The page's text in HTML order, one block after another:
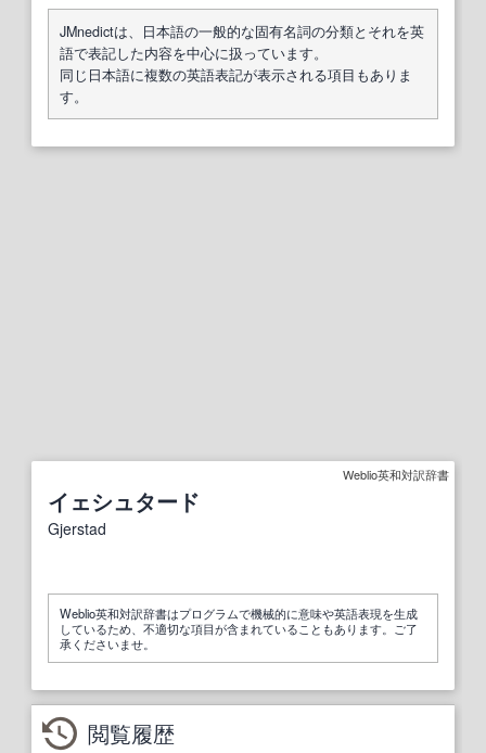
JMnedictは、日本語の一般的な固有名詞の分類とそれを英
語で表記した内容を中心に扱っています。
同じ日本語に複数の英語表記が表示される項目もありま
す。
Weblio英和対訳辞書
イェシュタード
Gjerstad
Weblio英和対訳辞書はプログラムで機械的に意味や英語表現を生成
しているため、不適切な項目が含まれていることもあります。ご了
承くださいませ。
閲覧履歴